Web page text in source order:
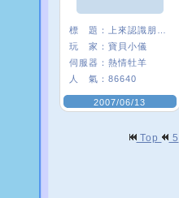
標 題：
玩 家： 寶貝小儀
伺服器： 熱情牡羊
人 氣： 86640
2007/06/13
Top 5